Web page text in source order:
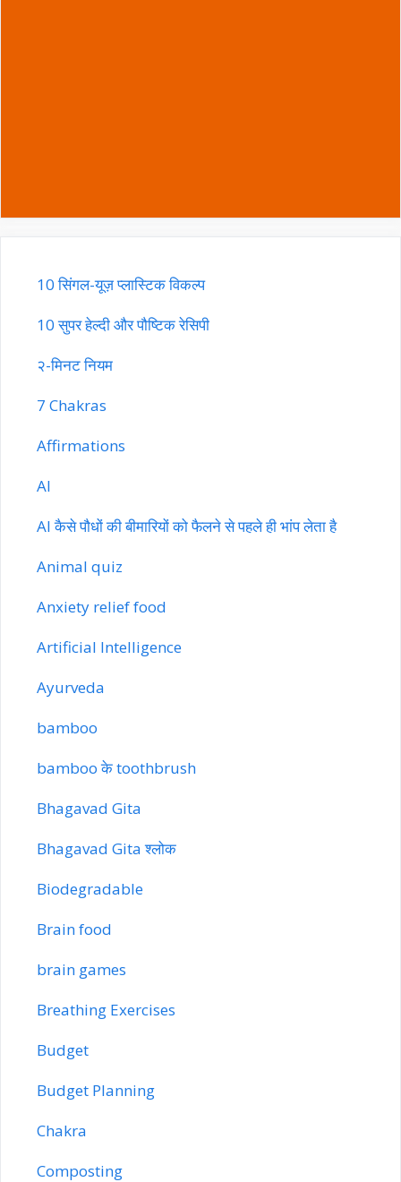
10 सिंगल-यूज़ प्लास्टिक विकल्प
10 सुपर हेल्दी और पौष्टिक रेसिपी
२-मिनट नियम
7 Chakras
Affirmations
AI
AI कैसे पौधों की बीमारियों को फैलने से पहले ही भांप लेता है
Animal quiz
Anxiety relief food
Artificial Intelligence
Ayurveda
bamboo
bamboo के toothbrush
Bhagavad Gita
Bhagavad Gita श्लोक
Biodegradable
Brain food
brain games
Breathing Exercises
Budget
Budget Planning
Chakra
Composting